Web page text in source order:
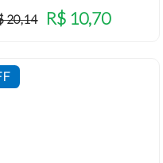
20,14 R$ 10,70